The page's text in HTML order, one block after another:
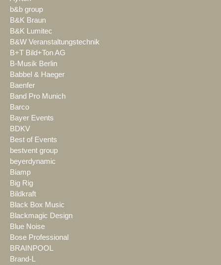
b&b group
B&K Braun
B&K Lumitec
B&W Veranstaltungstechnik
B+T Bild+Ton AG
B-Musik Berlin
Babbel & Haeger
Baenfer
Band Pro Munich
Barco
Bayer Events
BDKV
Best of Events
bestvent group
beyerdynamic
Biamp
Big Rig
Bildkraft
Black Box Music
Blackmagic Design
Blue Noise
Bose Professional
BRAINPOOL
Brand-L